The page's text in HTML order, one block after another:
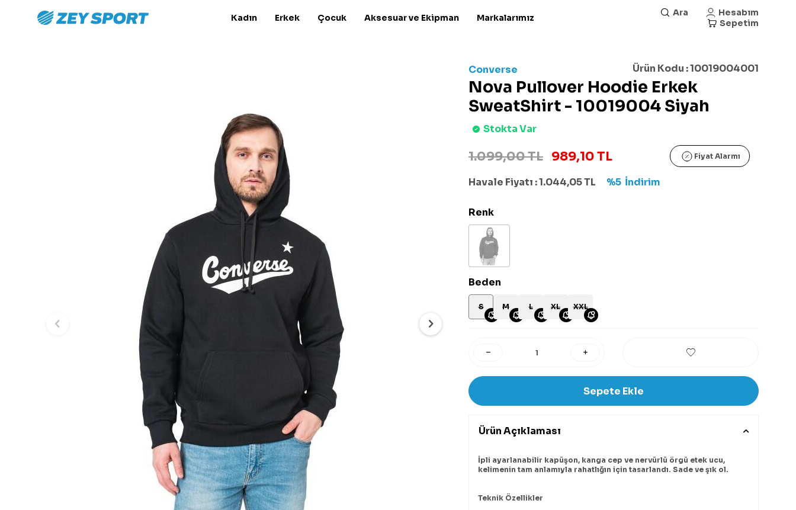
Kadın Erkek Çocuk Aksesuar ve Ekipman Markalarımız Ara
Hesabım
Sepetim
Converse Ürün Kodu :10019004001
Nova Pullover Hoodie Erkek
SweatShirt - 10019004 Siyah
Stokta Var
1.099,00 TL 989,10 TL Fiyat Alarmı
Havale Fiyatı :1.044,05TL %5 İndirim
Renk
Beden
S M L XL XXL
Sepete Ekle
Ürün Açıklaması
İpli ayarlanabilir kapüşon, kanga cep ve nervürlü örgü etek ucu,
kelimenin tam anlamıyla rahatlığın için tasarlandı. Sade ve şık ol.
Teknik Özellikler